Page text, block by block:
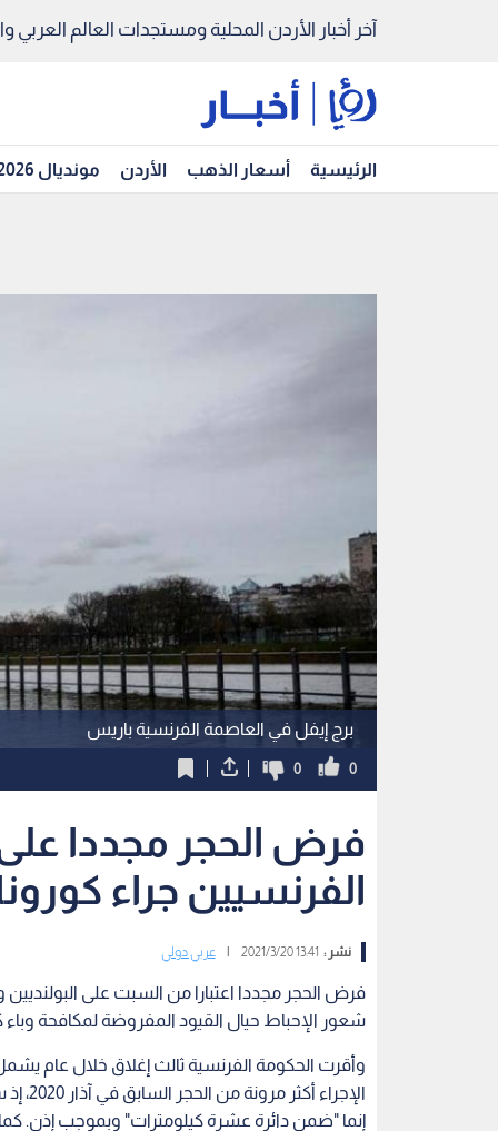
آخر أخبار الأردن المحلية ومستجدات العالم العربي
الرئيسية أسعار الذهب الأردن مونديال 2026
برج إيفل في العاصمة الفرنسية باريس
0
0
فرض الحجر مجددا على
الفرنسيين جراء
نشر : 13:41 2021/3/20 عربي دولي
فرض الحجر مجددا اعتبارا من السبت على
شعور الإحباط حيال القيود المفروضة لمكافحة وباء كوفيد-19 في بعض الدول مثل كندا
إنما "ضمن دائرة عشرة كيلومترات" وبموجب إذن.